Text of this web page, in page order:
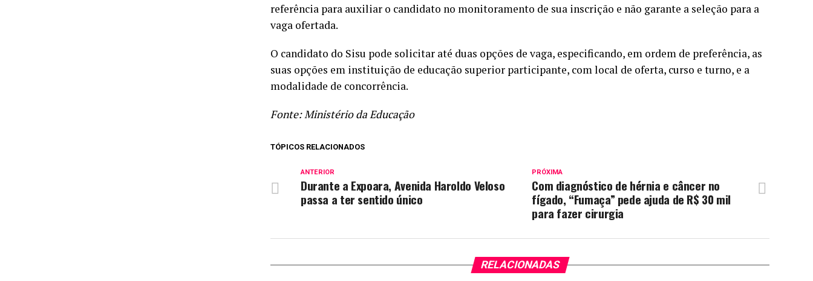
referência para auxiliar o candidato no monitoramento de sua inscrição e não garante a seleção para a
vaga ofertada.
O candidato do Sisu pode solicitar até duas opções de vaga, especificando, em ordem de preferência, as
suas opções em instituição de educação superior participante, com local de oferta, curso e turno, e a
modalidade de concorrência.
Fonte: Ministério da Educação
TÓPICOS RELACIONADOS
PRÓXIMA
Com diagnóstico de hérnia e câncer no
fígado, “Fumaça” pede ajuda de R$ 30 mil
para fazer cirurgia
ANTERIOR
Durante a Expoara, Avenida Haroldo Veloso
passa a ter sentido único
RELACIONADAS